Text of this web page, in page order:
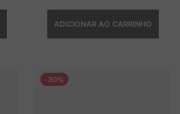
ADICIONAR AO CARRINHO
-30%